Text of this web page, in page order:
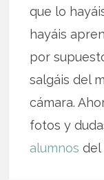
que lo
hayáis
por
salgáis del
cámara.
fotos y
alumnos del